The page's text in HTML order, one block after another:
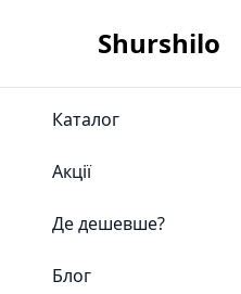
Shurshilo
Каталог
Акції
Де дешевше?
Блог